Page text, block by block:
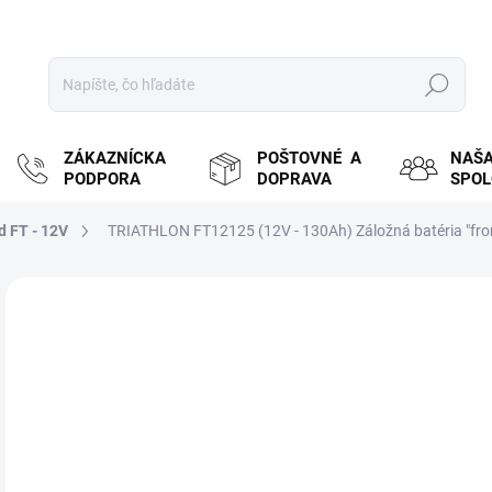
Hľadať
ZÁKAZNÍCKA
PODPORA
POŠTOVNÉ A
DOPRAVA
FT - 12V TRIATHLON FT12125 (12V - 130Ah) Záložná batéria